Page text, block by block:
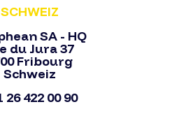
SCHWEIZ
SA - HQ
du Jura 37
Fribourg
Schweiz
26 422 00 90